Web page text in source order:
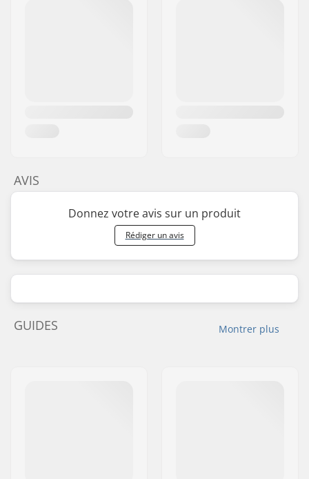
AVIS
Donnez votre avis sur un produit
Rédiger un avis
Montrer plus
GUIDES